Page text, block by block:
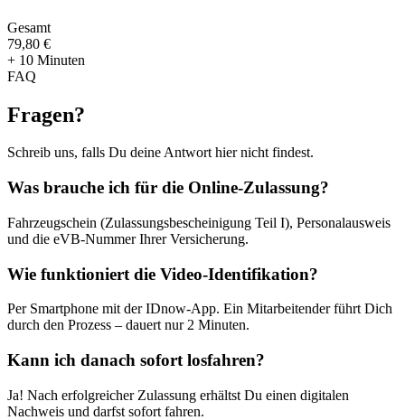
Gesamt
79,80 €
+ 10 Minuten
FAQ
Fragen?
Schreib uns, falls Du deine Antwort hier nicht findest.
Was brauche ich für die Online-Zulassung?
Fahrzeugschein (Zulassungsbescheinigung Teil I), Personalausweis
und die eVB-Nummer Ihrer Versicherung.
Wie funktioniert die Video-Identifikation?
Per Smartphone mit der IDnow-App. Ein Mitarbeitender führt Dich
durch den Prozess – dauert nur 2 Minuten.
Kann ich danach sofort losfahren?
Ja! Nach erfolgreicher Zulassung erhältst Du einen digitalen
Nachweis und darfst sofort fahren.